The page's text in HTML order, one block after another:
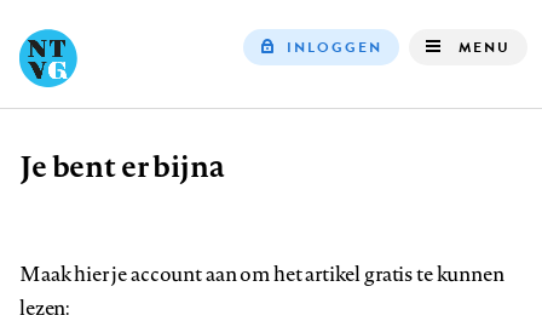
INLOGGEN MENU
Kruimelpad
Je bent er bijna
Maak hier je account aan om het artikel gratis te kunnen
lezen: